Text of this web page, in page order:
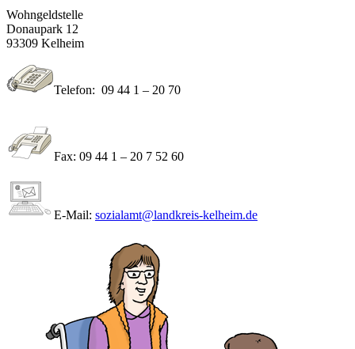
Wohngeldstelle
Donaupark 12
93309 Kelheim
Telefon: 09 44 1 – 20 70
Fax: 09 44 1 – 20 7 52 60
E-Mail: sozialamt@landkreis-kelheim.de